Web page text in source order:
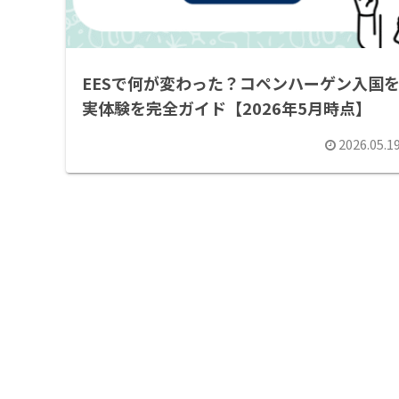
EESで何が変わった？コペンハーゲン入国を
実体験を完全ガイド【2026年5月時点】